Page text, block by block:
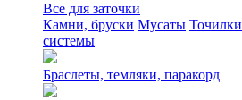
Все для заточки
Камни, бруски Мусаты Точилки
системы
Браслеты, темляки, паракорд